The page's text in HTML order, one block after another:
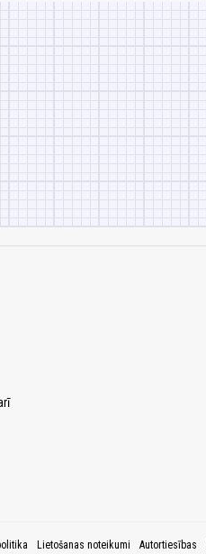
Lietošanas noteikumi Autortiesības